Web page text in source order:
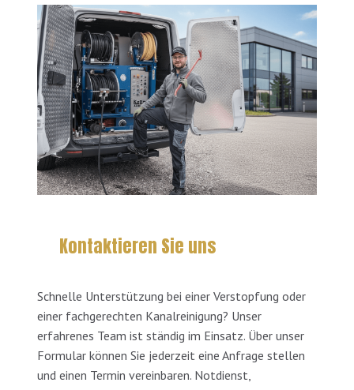
Kontaktieren Sie uns
Schnelle Unterstützung bei einer Verstopfung oder
einer fachgerechten Kanalreinigung? Unser
erfahrenes Team ist ständig im Einsatz. Über unser
Formular können Sie jederzeit eine Anfrage stellen
und einen Termin vereinbaren. Notdienst,